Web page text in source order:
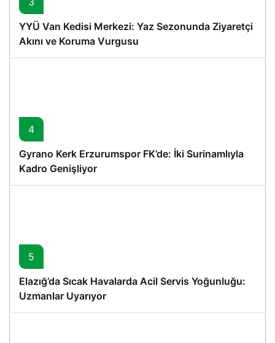
YYÜ Van Kedisi Merkezi: Yaz Sezonunda Ziyaretçi
Akını ve Koruma Vurgusu
4
Gyrano Kerk Erzurumspor FK’de: İki Surinamlıyla
Kadro Genişliyor
5
Elazığ’da Sıcak Havalarda Acil Servis Yoğunluğu:
Uzmanlar Uyarıyor